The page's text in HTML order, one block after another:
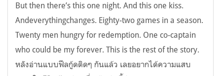
But then there’s this one night. And this one kiss.
Andeverythingchanges. Eighty-two games in a season.
Twenty men hungry for redemption. One co-captain
who could be my forever. This is the rest of the story.
หลังอ่านแบบฟีลกู้ดติดๆ กันแล้ว เลยอยากได้ความแสบ